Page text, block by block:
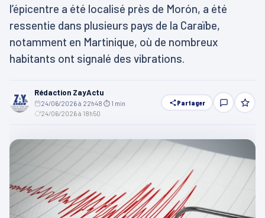
l’épicentre a été localisé près de Morón, a été
ressentie dans plusieurs pays de la Caraïbe,
notamment en Martinique, où de nombreux
habitants ont signalé des vibrations.
Rédaction ZayActu
24/06/2026 à 22h48 ⏱ 1 min
24/06/2026 à 18h50
Partager